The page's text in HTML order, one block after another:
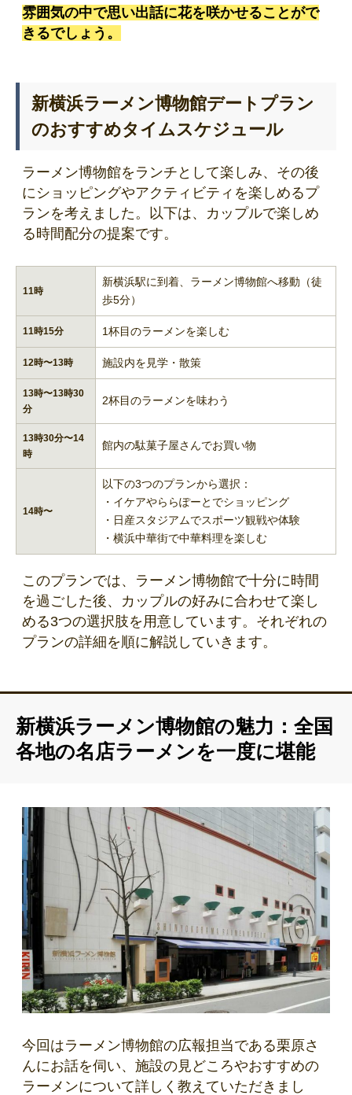
雰囲気の中で思い出話に花を咲かせることがで
きるでしょう。
新横浜ラーメン博物館デートプラン
のおすすめタイムスケジュール
ラーメン博物館をランチとして楽しみ、その後
にショッピングやアクティビティを楽しめるプ
ランを考えました。以下は、カップルで楽しめ
る時間配分の提案です。
11時
新横浜駅に到着、ラーメン博物館へ移動（徒
歩5分）
11時15分 1杯目のラーメンを楽しむ
12時〜13時 施設内を見学・散策
13時〜13時30
分
2杯目のラーメンを味わう
13時30分〜14
時
館内の駄菓子屋さんでお買い物
14時〜
以下の3つのプランから選択：
・イケアやららぽーとでショッピング
・日産スタジアムでスポーツ観戦や体験
・横浜中華街で中華料理を楽しむ
このプランでは、ラーメン博物館で十分に時間
を過ごした後、カップルの好みに合わせて楽し
める3つの選択肢を用意しています。それぞれの
プランの詳細を順に解説していきます。
新横浜ラーメン博物館の魅力：全国
各地の名店ラーメンを一度に堪能
今回はラーメン博物館の広報担当である栗原さ
んにお話を伺い、施設の見どころやおすすめの
ラーメンについて詳しく教えていただきまし